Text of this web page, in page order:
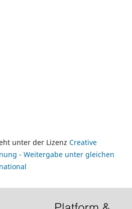
unter der Lizenz Creative
- Weitergabe unter gleichen